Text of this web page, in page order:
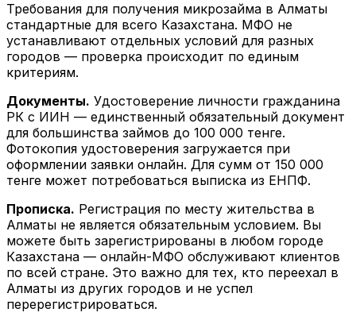
Требования для получения микрозайма в Алматы
стандартные для всего Казахстана. МФО не
устанавливают отдельных условий для разных
городов — проверка происходит по единым
критериям.
Документы. Удостоверение личности гражданина
РК с ИИН — единственный обязательный документ
для большинства займов до 100 000 тенге.
Фотокопия удостоверения загружается при
оформлении заявки онлайн. Для сумм от 150 000
тенге может потребоваться выписка из ЕНПФ.
Прописка. Регистрация по месту жительства в
Алматы не является обязательным условием. Вы
можете быть зарегистрированы в любом городе
Казахстана — онлайн-МФО обслуживают клиентов
по всей стране. Это важно для тех, кто переехал в
Алматы из других городов и не успел
перерегистрироваться.